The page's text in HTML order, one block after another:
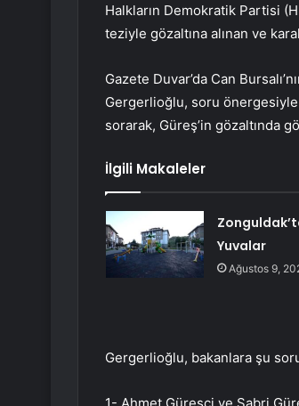
Halkların Demokratik Partisi
teziyle gözaltına alınan ve
Gazete Duvar’da Can
Gergerlioğlu, soru önergesiyle
sorarak, Güreş’in gözaltında
İlgili Makaleler
Yuvalar
Ağustos 9,
Gergerlioğlu, bakanlara şu